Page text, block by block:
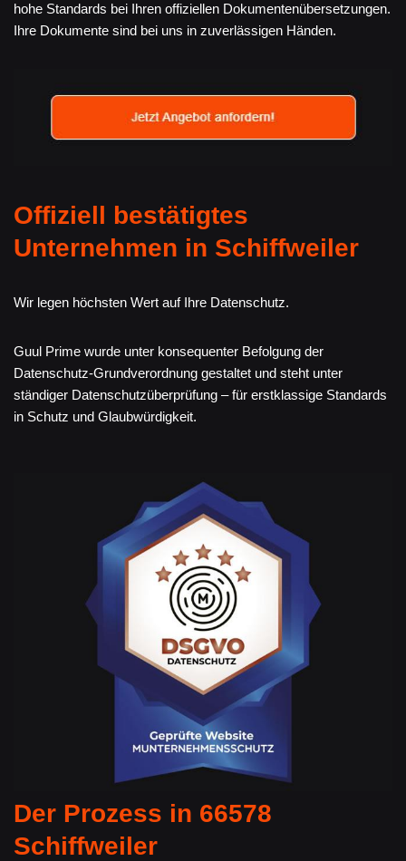
hohe Standards bei Ihren offiziellen Dokumentenübersetzungen.
Ihre Dokumente sind bei uns in zuverlässigen Händen.
Offiziell bestätigtes
Unternehmen in Schiffweiler
Wir legen höchsten Wert auf Ihre Datenschutz.
Guul Prime wurde unter konsequenter Befolgung der
Datenschutz-Grundverordnung gestaltet und steht unter
ständiger Datenschutzüberprüfung – für erstklassige Standards
in Schutz und Glaubwürdigkeit.
Der Prozess in 66578
Schiffweiler